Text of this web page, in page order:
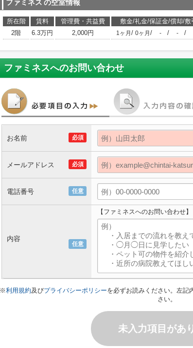
ファミネス の空室情報
所在階 賃料 管理費・共益費 敷金/礼金/保証金/償却/敷
2階
6.3万円 2,000円 1ヶ月 / 0ヶ月 / - / - /
ファミネスへのお問い合わせ
必須
お名前
必須
メールアドレス
任意
電話番号
任意
内容
【ファミネスへのお問い合わせ】
※利用規約及びプライバシーポリシーを必ずお読みください。左記
さい。
未入力項目があ